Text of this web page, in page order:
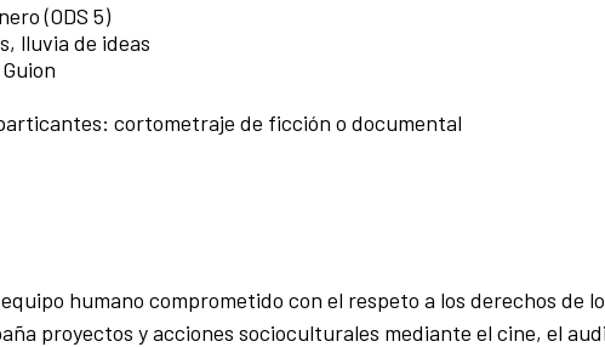
(ODS 5)
lluvia de ideas
cortometraje de ficción o documental
humano comprometido con el respeto a los derechos de
proyectos y acciones socioculturales mediante el cine, el